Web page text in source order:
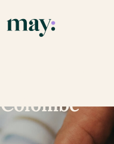
Colombe